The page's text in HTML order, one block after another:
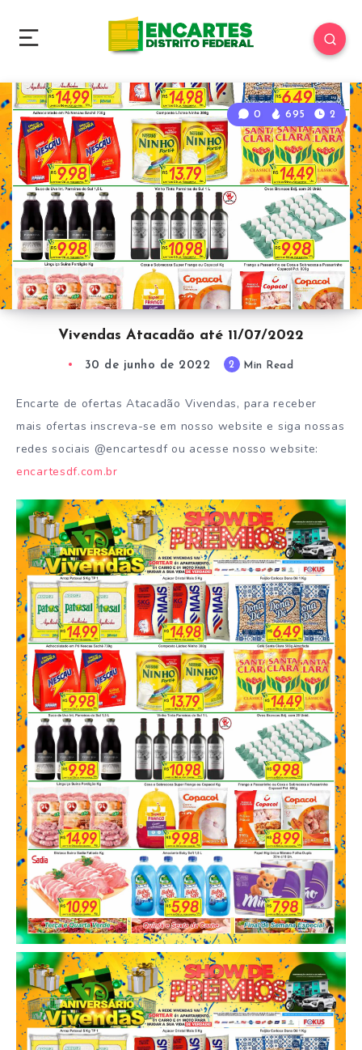
0 695 2
Vivendas Atacadão até 11/07/2022
30 de junho de 2022 2 Min Read
Encarte de ofertas Atacadão Vivendas, para receber
mais ofertas inscreva-se em nosso website e siga nossas
redes sociais @encartesdf ou acesse nosso website:
encartesdf.com.br